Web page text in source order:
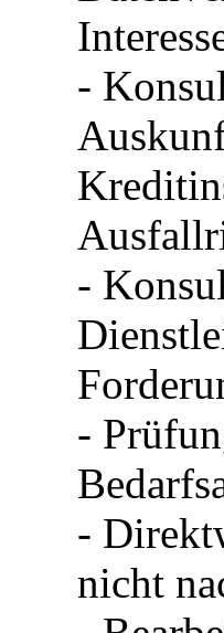
-
-
-
-
nicht